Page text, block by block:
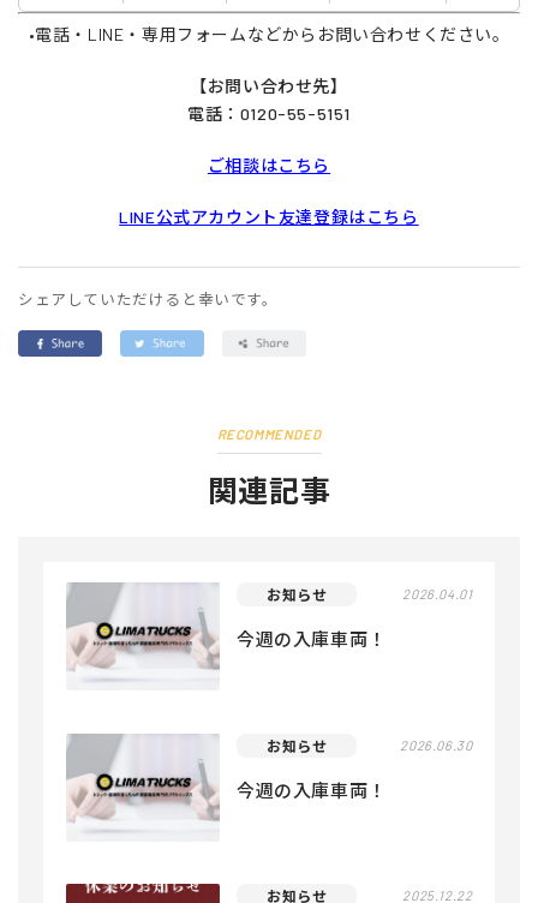
•電話・LINE・専用フォームなどからお問い合わせください。
【お問い合わせ先】
電話：0120-55-5151
ご相談はこちら
LINE公式アカウント友達登録はこちら
シェアしていただけると幸いです。
RECOMMENDED
関連記事
お知らせ 2026.04.01
今週の入庫車両！
お知らせ 2026.06.30
今週の入庫車両！
お知らせ 2025.12.22